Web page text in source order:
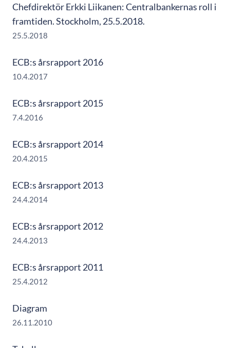
Chefdirektör Erkki Liikanen: Centralbankernas roll i
framtiden. Stockholm, 25.5.2018.
25.5.2018
ECB:s årsrapport 2016
10.4.2017
ECB:s årsrapport 2015
7.4.2016
ECB:s årsrapport 2014
20.4.2015
ECB:s årsrapport 2013
24.4.2014
ECB:s årsrapport 2012
24.4.2013
ECB:s årsrapport 2011
25.4.2012
Diagram
26.11.2010